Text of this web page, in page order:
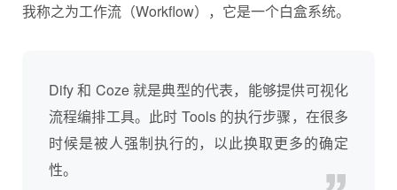
我称之为工作流（Workflow），它是一个白盒系统。
Dify 和 Coze 就是典型的代表，能够提供可视化
流程编排工具。此时 Tools 的执行步骤，在很多
时候是被人强制执行的，以此换取更多的确定
性。